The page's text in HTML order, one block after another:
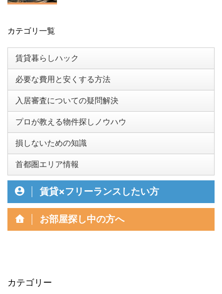
カテゴリ一覧
賃貸暮らしハック
必要な費用と安くする方法
入居審査についての疑問解決
プロが教える物件探しノウハウ
損しないための知識
首都圏エリア情報
賃貸×フリーランスしたい方
お部屋探し中の方へ
カテゴリー